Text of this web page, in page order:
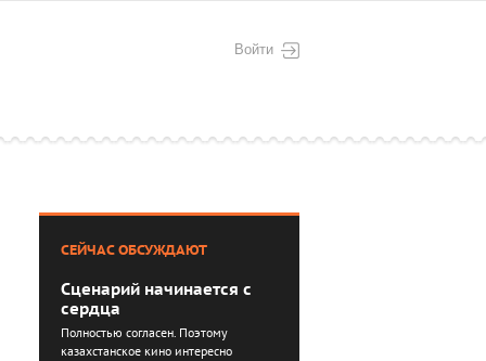
Войти
СЕЙЧАС ОБСУЖДАЮТ
Сценарий начинается с
сердца
Полностью согласен. Поэтому
казахстанское кино интересно